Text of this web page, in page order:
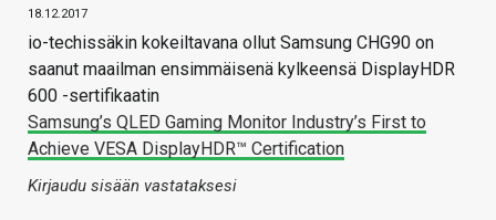
18.12.2017
io-techissäkin kokeiltavana ollut Samsung CHG90 on
saanut maailman ensimmäisenä kylkeensä DisplayHDR
600 -sertifikaatin
Samsung’s QLED Gaming Monitor Industry’s First to
Achieve VESA DisplayHDR™ Certification
Kirjaudu sisään vastataksesi